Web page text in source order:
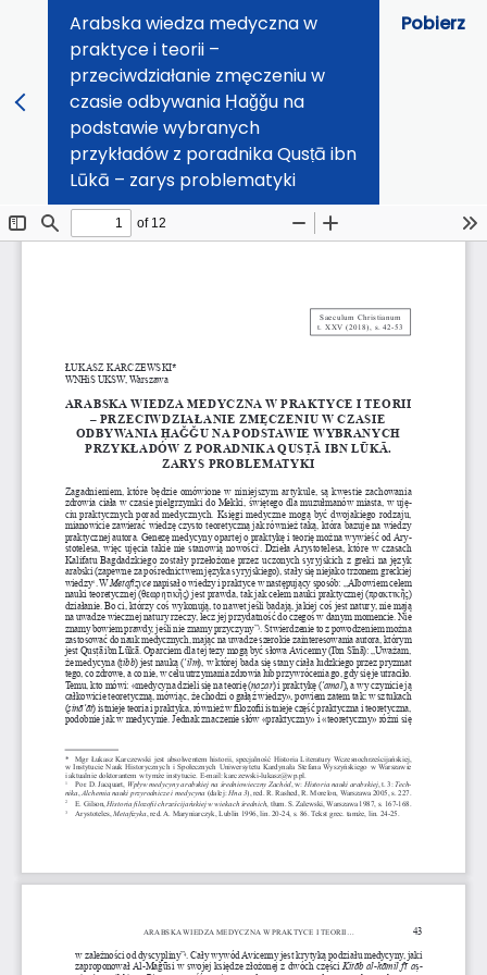
Arabska wiedza medyczna w
praktyce i teorii –
przeciwdziałanie zmęczeniu w
czasie odbywania Ḥaǧǧu na
podstawie wybranych
przykładów z poradnika Qusṭā ibn
Lūkā – zarys problematyki
Pobierz